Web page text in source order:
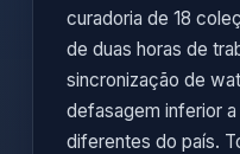
curadoria de 18
de duas horas de
sincronização de
defasagem inferior
diferentes do país.